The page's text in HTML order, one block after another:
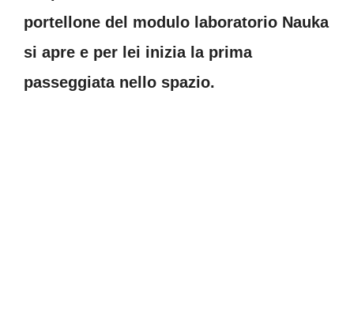
portellone del modulo laboratorio Nauka
si apre e per lei inizia la prima
passeggiata nello spazio.